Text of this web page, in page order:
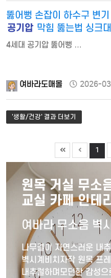
뚫어뻥 손잡이 하수구 변
공기압 막힘 뚫는법 싱크
4세대 공기압 뚫어뻥 …
여바라도매몰 2026-
'생활/건강' 결과 더보기
1
원목 거실 무소
교실 카페 인테
여바라 무소음 벽
나무결이 자연스러운 내
벽시계비치자작 원목 프
내추럴하며모던한 감성